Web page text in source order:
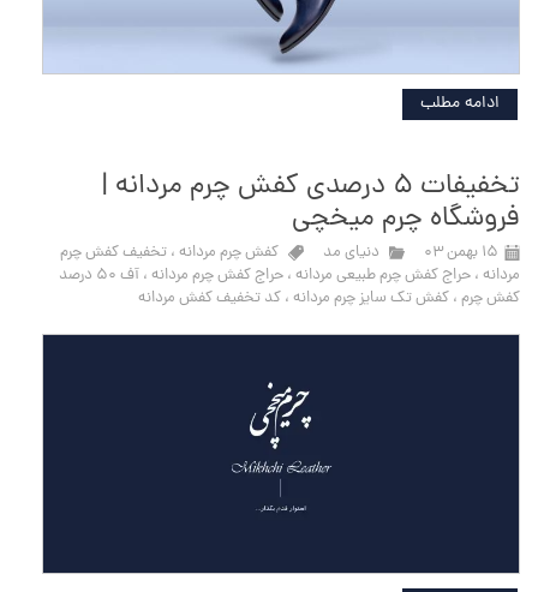
ادامه مطلب
تخفیفات ۵ درصدی کفش چرم مردانه |
فروشگاه چرم میخچی
۱۵ بهمن ۰۳ دنیای مد کفش چرم مردانه ، تخفیف کفش چرم
مردانه ، حراج کفش چرم طبیعی مردانه ، حراج کفش چرم مردانه ،
آف ۵۰ درصد
کفش چرم ، کفش تک سایز چرم مردانه ، کد تخفیف کفش مردانه